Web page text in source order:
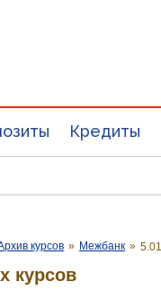
Кредиты
курсов » Межбанк »
курсов